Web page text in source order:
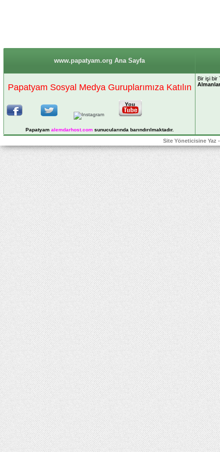
www.papatyam.org Ana Sayfa
Papatyam Sosyal Medya Guruplarımıza Katılın
Papatyam alemdarhost.comsunucularında barındırılmaktadır.
Bir işi bir
Almanlar
Site Yöneticisine Yaz